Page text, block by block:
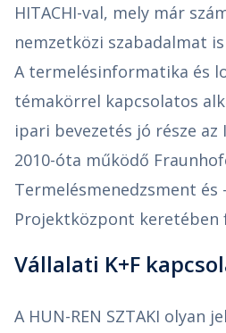
HITACHI-val, mely már
nemzetközi szabadalmat
A termelésinformatika és
témakörrel kapcsolatos
ipari bevezetés jó része az
2010-óta működő
Termelésmenedzsment
Projektközpont keretében
Vállalati K+F
A HUN-REN SZTAKI olyan